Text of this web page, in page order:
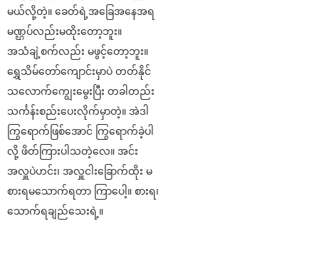
မယ်လို့တဲ့။ ခေတ်ရဲ့အခြေအနေအရ
မဏ္ဌပ်လည်းမထိုးတော့ဘူး။
အသံချဲ့စက်လည်း မဖွင့်တော့ဘူး။
ရွှေသိမ်တော်ကျောင်းမှာပဲ တတ်နိုင်
သလောက်ကျွေးမွေးပြီး တခါတည်း
သင်္ကန်းစည်းပေးလိုက်မှာတဲ့။ အဲဒါ
ကြွရောက်ဖြစ်အောင် ကြွရောက်ခဲ့ပါ
လို့ ဖိတ်ကြားပါသတဲ့လေ။ အင်း
အလှူပဲဟင်း၊ အလှူငါးခြောက်ထိုး မ
စားရမသောက်ရတာ ကြာပေါ့။ စားရ၊
သောက်ရချည်သေးရဲ့။